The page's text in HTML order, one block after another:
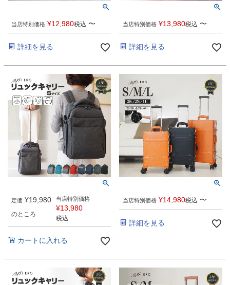
当店特別価格 ¥12,980税込 〜
詳細を見る
当店特別価格 ¥13,980税込 〜
詳細を見る
定価 ¥19,980
のところ
当店特別価格
¥13,980
税込
カートに入れる
当店特別価格 ¥14,980税込 〜
詳細を見る